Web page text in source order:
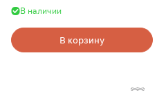
В наличии
В корзину